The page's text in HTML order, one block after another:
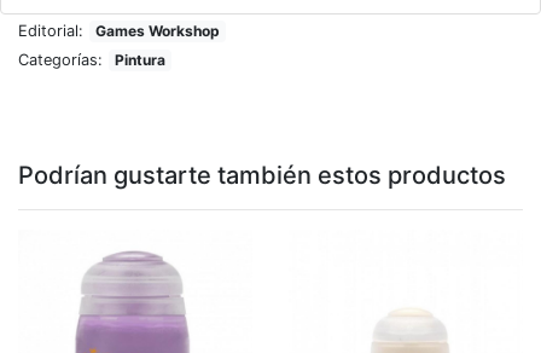
Editorial:
Games Workshop
Categorías:
Pintura
Podrían gustarte también estos productos